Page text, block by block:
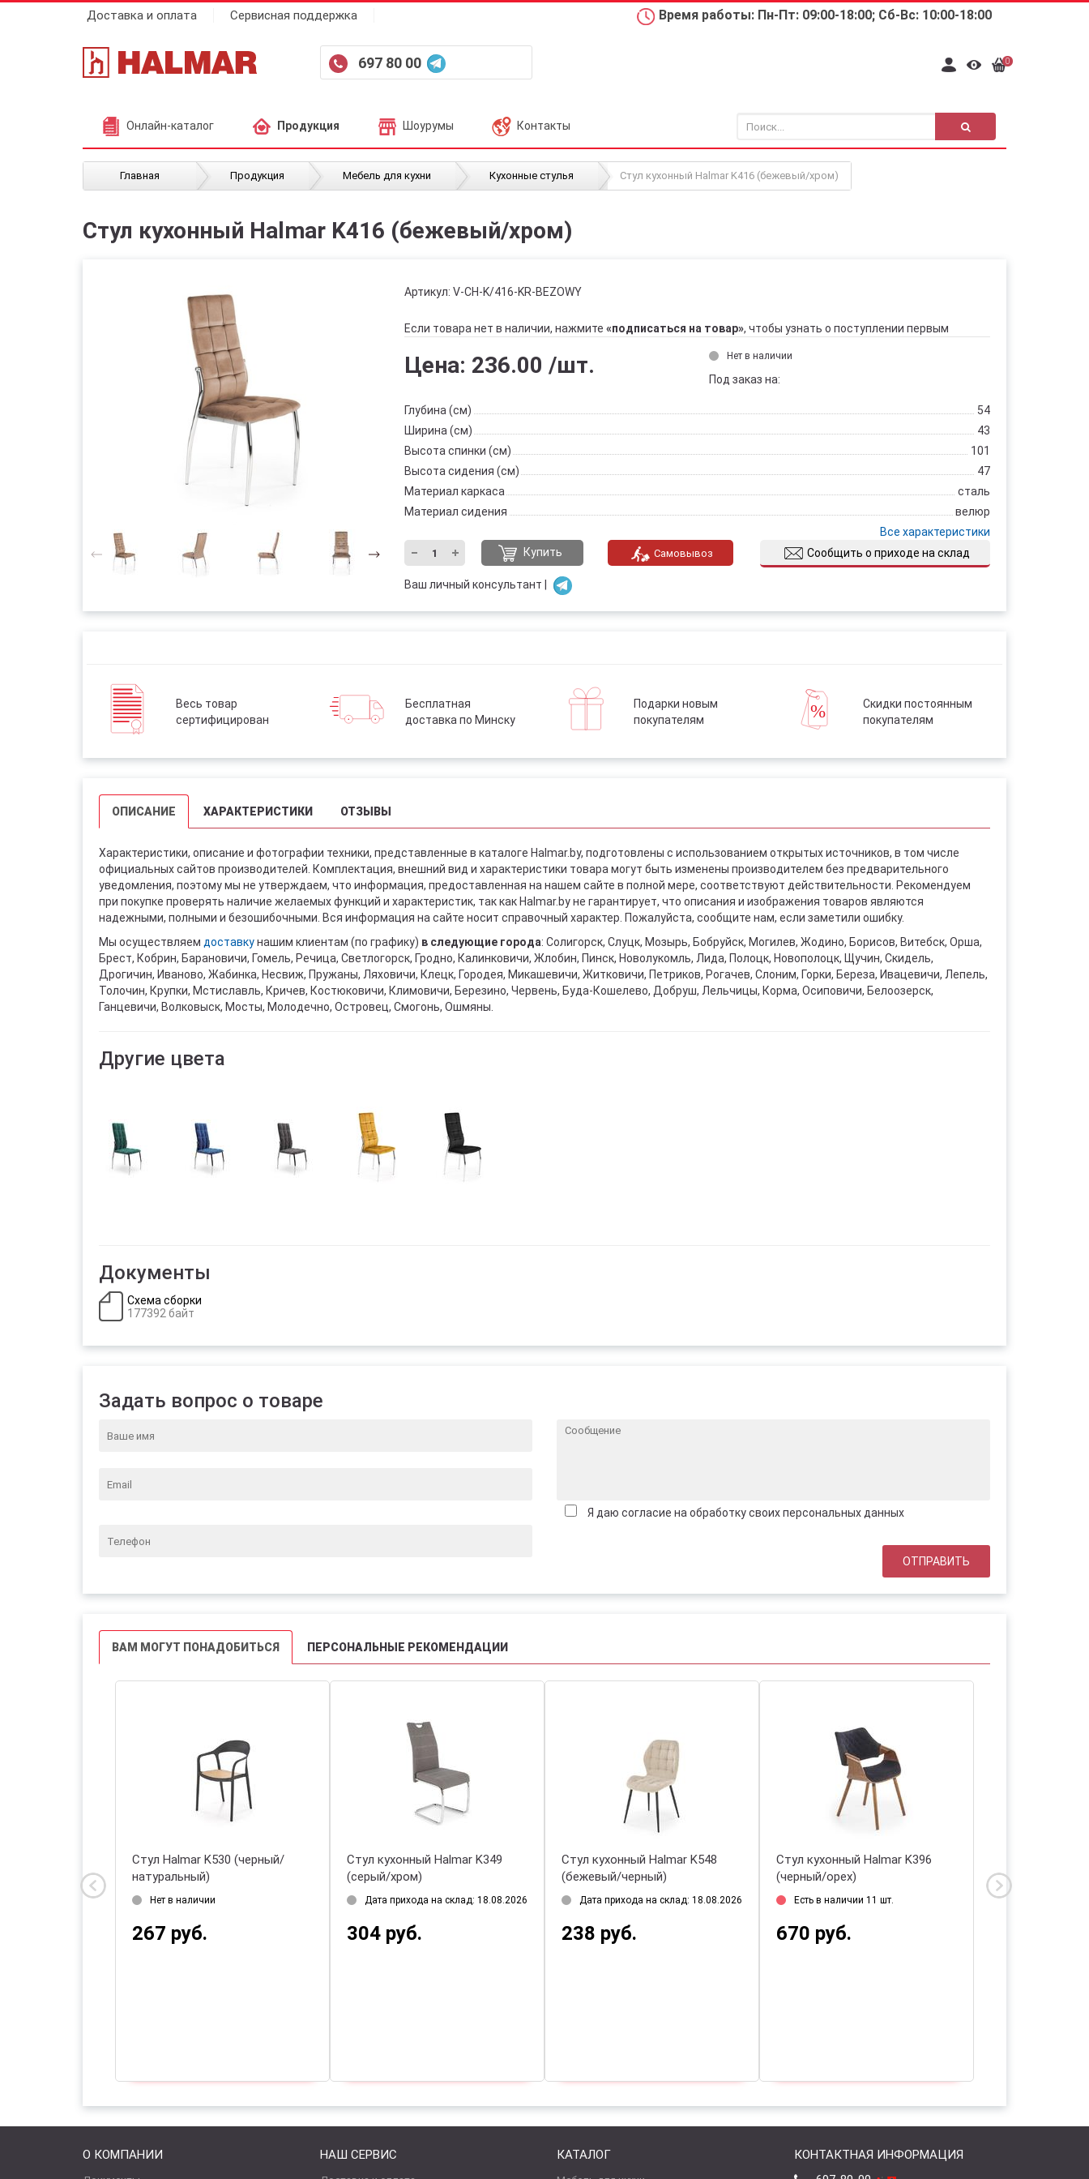
Доставка и оплата Сервисная поддержка Время работы: Пн-Пт: 09:00-18:00; Сб-Вс: 10:00-18:00
697 80 00 0
Онлайн-каталог Продукция Шоурумы Контакты
Главная / Продукция / Мебель для кухни / Кухонные стулья / Стул кухонный Halmar K416 (бежевый/хром)
Стул кухонный Halmar K416 (бежевый/хром)
Артикул: V-CH-K/416-KR-BEZOWY
Если товара нет в наличии, нажмите «подписаться на товар», чтобы узнать о поступлении первым
Цена: 236.00 /шт. Нет в наличии
Под заказ на:
Глубина (см)
54
Ширина (см)
43
Высота спинки (см)
101
Высота сидения (см)
47
Материал каркаса
сталь
Материал сидения
велюр
Все характеристики
Купить
Самовывоз Сообщить о приходе на склад
Ваш личный консультант |
Весь товар
сертифицирован
Бесплатная
доставка по Минску
Подарки новым
покупателям
Скидки постоянным
покупателям
ОПИСАНИЕ ХАРАКТЕРИСТИКИ ОТЗЫВЫ
Характеристики, описание и фотографии техники, представленные в каталоге Halmar.by, подготовлены с использованием открытых источников, в том числе
официальных сайтов производителей. Комплектация, внешний вид и характеристики товара могут быть изменены производителем без предварительного
уведомления, поэтому мы не утверждаем, что информация, предоставленная на нашем сайте в полной мере, соответствуют действительности. Рекомендуем
при покупке проверять наличие желаемых функций и характеристик, так как Halmar.by не гарантирует, что описания и изображения товаров являются
надежными, полными и безошибочными. Вся информация на сайте носит справочный характер. Пожалуйста, сообщите нам, если заметили ошибку.
Мы осуществляем доставкунашим клиентам (по графику) в следующие города: Солигорск, Слуцк, Мозырь, Бобруйск, Могилев, Жодино, Борисов, Витебск, Орша,
Брест, Кобрин, Барановичи, Гомель, Речица, Светлогорск, Гродно, Калинковичи, Жлобин, Пинск, Новолукомль, Лида, Полоцк, Новополоцк, Щучин, Скидель,
Дрогичин, Иваново, Жабинка, Несвиж, Пружаны, Ляховичи, Клецк, Городея, Микашевичи, Житковичи, Петриков, Рогачев, Слоним, Горки, Береза, Ивацевичи, Лепель,
Толочин, Крупки, Мстиславль, Кричев, Костюковичи, Климовичи, Березино, Червень, Буда-Кошелево, Добруш, Лельчицы, Корма, Осиповичи, Белоозерск,
Ганцевичи, Волковыск, Мосты, Молодечно, Островец, Смогонь, Ошмяны.
Другие цвета
Документы
Схема сборки
177392 байт
Задать вопрос о товаре
Я даю согласие на обработку своих персональных данных
ВАМ МОГУТ ПОНАДОБИТЬСЯ ПЕРСОНАЛЬНЫЕ РЕКОМЕНДАЦИИ
Стул Halmar K530 (черный/
натуральный)
Нет в наличии
267 руб.
Стул кухонный Halmar K349
(серый/хром)
Дата прихода на склад: 18.08.2026
304 руб.
Стул кухонный Halmar K548
(бежевый/черный)
Дата прихода на склад: 18.08.2026
238 руб.
Стул кухонный Halmar K396
(черный/орех)
Есть в наличии 11 шт.
670 руб.
(ротанг
О КОМПАНИИ НАШ СЕРВИС КАТАЛОГ
КОНТАКТНАЯ ИНФОРМАЦИЯ